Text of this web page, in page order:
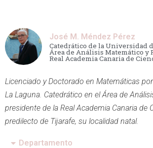
José M. Méndez Pérez
Catedrático de la Universidad
Área de Análisis Matemático y
Real Academia Canaria de
Licenciado y Doctorado en Matemáticas
La Laguna. Catedrático en el Área de
presidente de la Real Academia Canaria de
predilecto de Tijarafe, su localidad natal.
Departamento